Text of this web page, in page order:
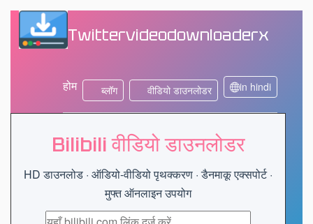
Twittervideodownloaderx
होम ब्लॉग वीडियो डाउनलोडर in hindi
Bilibili वीडियो डाउनलोडर
HD डाउनलोड · ऑडियो-वीडियो पृथक्करण · डैनमाकू एक्सपोर्ट ·
मुफ्त ऑनलाइन उपयोग